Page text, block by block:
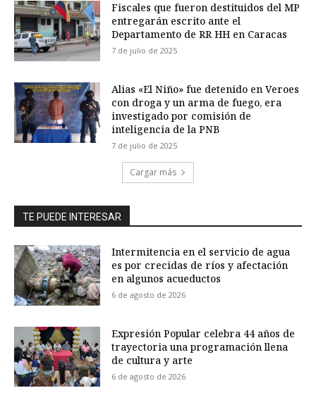
Fiscales que fueron destituidos del MP
entregarán escrito ante el
Departamento de RR HH en Caracas
7 de julio de 2025
Alias «El Niño» fue detenido en Veroes
con droga y un arma de fuego, era
investigado por comisión de
inteligencia de la PNB
7 de julio de 2025
Cargar más
TE PUEDE INTERESAR
Intermitencia en el servicio de agua
es por crecidas de ríos y afectación
en algunos acueductos
6 de agosto de 2026
Expresión Popular celebra 44 años de
trayectoria una programación llena
de cultura y arte
6 de agosto de 2026